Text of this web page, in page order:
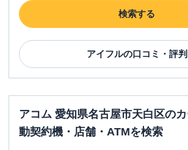
検索する
アイフルの口コミ・評判
アコム 愛知県名古屋市天白区の
動契約機・店舗・ATMを検索